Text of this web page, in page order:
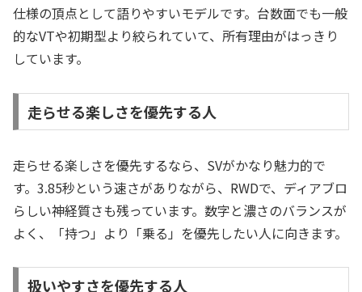
仕様の頂点として語りやすいモデルです。台数面でも一般
的なVTや初期型より絞られていて、所有理由がはっきり
しています。
走らせる楽しさを優先する人
走らせる楽しさを優先するなら、SVがかなり魅力的で
す。3.85秒という速さがありながら、RWDで、ディアブロ
らしい神経質さも残っています。数字と濃さのバランスが
よく、「持つ」より「乗る」を優先したい人に向きます。
扱いやすさを優先する人